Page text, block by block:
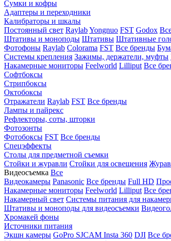
Сумки и кофры
Адаптеры и переходники
Калибраторы и шкалы
Постоянный свет RaylabYongnuo FST Godox
Штативы и моноподы Штативы Штативные
Фотофоны Raylab Colorama FST Все бренды
Системы крепления Зажимы, держатели, муфты
Накамерные мониторы Feelworld Lilliput Все
Софтбоксы
Стрипбоксы
Октобоксы
Отражатели Raylab FST Все бренды
Лампы и пайрекс
Рефлекторы, соты, шторки
Фотозонты
Фотобоксы FST Все бренды
Спецэффекты
Столы для предметной съемки
Стойки и журавли Стойки для освещения
Видеосъемка Все
Видеокамеры Panasonic Все бренды Full HD
Накамерные мониторы Feelworld Lilliput Все
Накамерный свет Системы питания для
Штативы и моноподы для видеосъемки
Хромакей фоны
Источники питания
Экшн камеры GoPro SJCAM Insta 360 DJI Все